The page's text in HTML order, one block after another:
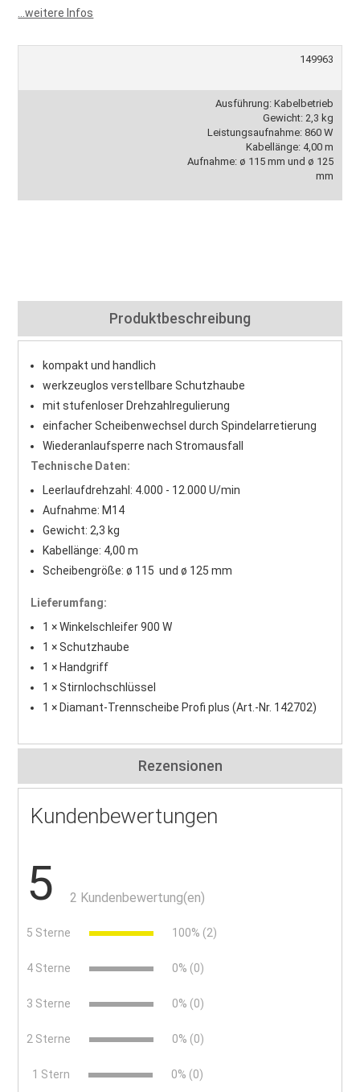
...weitere Infos
149963
Ausführung: Kabelbetrieb
Gewicht: 2,3 kg
Leistungsaufnahme: 860 W
Kabellänge: 4,00 m
Aufnahme: ø 115 mm und ø 125
mm
Produktbeschreibung
kompakt und handlich
werkzeuglos verstellbare Schutzhaube
mit stufenloser Drehzahlregulierung
einfacher Scheibenwechsel durch Spindelarretierung
Wiederanlaufsperre nach Stromausfall
Technische Daten:
Leerlaufdrehzahl: 4.000 - 12.000 U/min
Aufnahme: M14
Gewicht: 2,3 kg
Kabellänge: 4,00 m
Scheibengröße: ø 115 und ø 125 mm
Lieferumfang:
1 × Winkelschleifer 900 W
1 × Schutzhaube
1 × Handgriff
1 × Stirnlochschlüssel
1 × Diamant-Trennscheibe Profi plus (Art.-Nr. 142702)
Rezensionen
Kundenbewertungen
5 2 Kundenbewertung(en)
5 Sterne 100% (2)
4 Sterne 0% (0)
3 Sterne 0% (0)
2 Sterne 0% (0)
1 Stern 0% (0)